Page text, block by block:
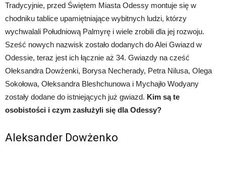
Tradycyjnie, przed Świętem Miasta Odessy montuje się w
chodniku tablice upamiętniające wybitnych ludzi, którzy
wychwalali Południową Palmyrę i wiele zrobili dla jej rozwoju.
Sześć nowych nazwisk zostało dodanych do Alei Gwiazd w
Odessie, teraz jest ich łącznie aż 34. Gwiazdy na cześć
Ołeksandra Dowżenki, Borysa Necherady, Petra Nilusa, Olega
Sokołowa, Ołeksandra Bleshchunowa i Mychajło Wodyany
zostały dodane do istniejących już gwiazd. Kim są te
osobistości i czym zasłużyli się dla Odessy?
Aleksander Dowżenko